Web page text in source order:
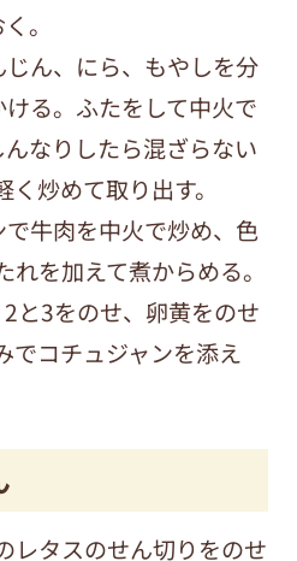
。
ん、にら、もやしを分
る。ふたをして中火で
なりしたら混ざらない
炒めて取り出す。
牛肉を中火で炒め、色
を加えて煮からめる。
と3をのせ、卵黄をのせ
でコチュジャンを添え
レタスのせん切りをのせ